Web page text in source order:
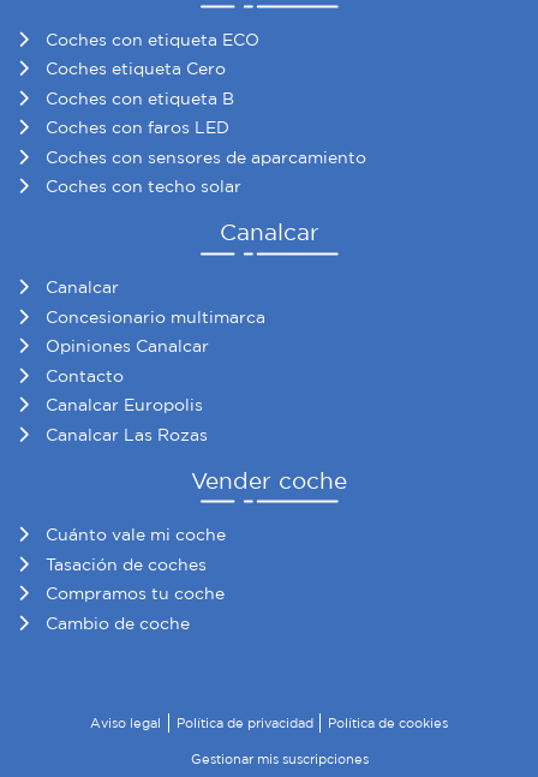
Coches con etiqueta ECO
Coches etiqueta Cero
Coches con etiqueta B
Coches con faros LED
Coches con sensores de aparcamiento
Coches con techo solar
Canalcar
Canalcar
Concesionario multimarca
Opiniones Canalcar
Contacto
Canalcar Europolis
Canalcar Las Rozas
Vender coche
Cuánto vale mi coche
Tasación de coches
Compramos tu coche
Cambio de coche
Aviso legal Política de privacidad Política de cookies
Gestionar mis suscripciones